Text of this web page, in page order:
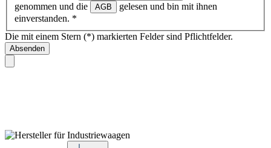
genommen und die
AGB
gelesen und bin mit ihnen
einverstanden. *
Die mit einem Stern (*) markierten Felder sind Pflichtfelder.
Absenden